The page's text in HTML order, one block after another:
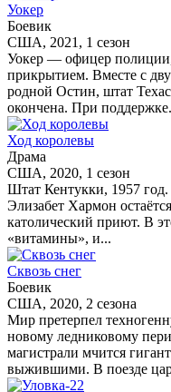
Уокер
Боевик
США, 2021, 1 сезон
Уокер — офицер
прикрытием. Вместе с
родной Остин, штат
окончена. При
Ход королевы
Драма
США, 2020, 1 сезон
Штат Кентукки, 1957
Элизабет Хармон
католический приют. В
«витамины», и...
Сквозь снег
Боевик
США, 2020, 2 сезона
Мир претерпел
новому ледниковому
магистрали мчится
выжившими. В поезде